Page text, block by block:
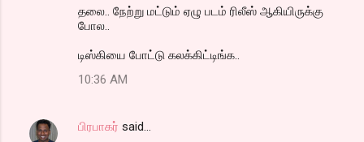
தலை.. நேற்று மட்டும் ஏழு படம் ரிலீஸ் ஆகியிருக்கு
போல..
டிஸ்கியை போட்டு கலக்கிட்டிங்க..
10:36 AM
பிரபாகர் said…